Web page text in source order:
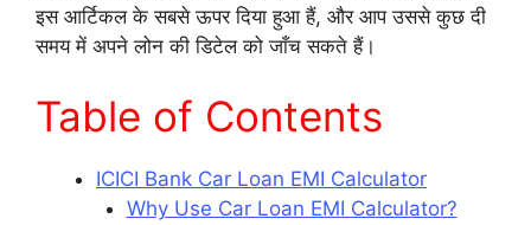
इस आर्टिकल के सबसे ऊपर दिया हुआ हैं, और आप उससे कुछ दी
समय में अपने लोन की डिटेल को जाँच सकते हैं।
Table of Contents
ICICI Bank Car Loan EMI Calculator
Why Use Car Loan EMI Calculator?